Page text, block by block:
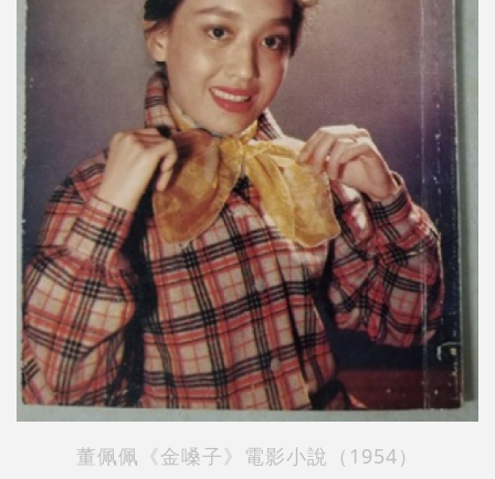
董佩佩《金嗓子》電影小說（1954）